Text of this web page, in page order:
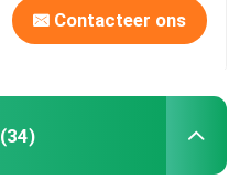
Contacteer ons
(34)